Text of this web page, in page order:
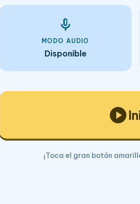
mic
MODO AUDIO
Disponible
play_circle
¡Toca el gran botón